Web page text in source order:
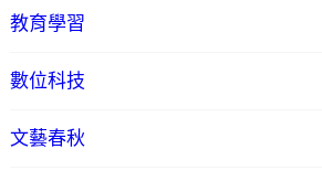
教育學習
數位科技
文藝春秋